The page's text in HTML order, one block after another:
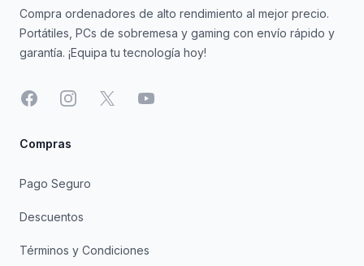
Compra ordenadores de alto rendimiento al mejor precio.
Portátiles, PCs de sobremesa y gaming con envío rápido y
garantía. ¡Equipa tu tecnología hoy!
FacebookInstagram
X YouTube
Compras
Pago Seguro
Descuentos
Términos y Condiciones